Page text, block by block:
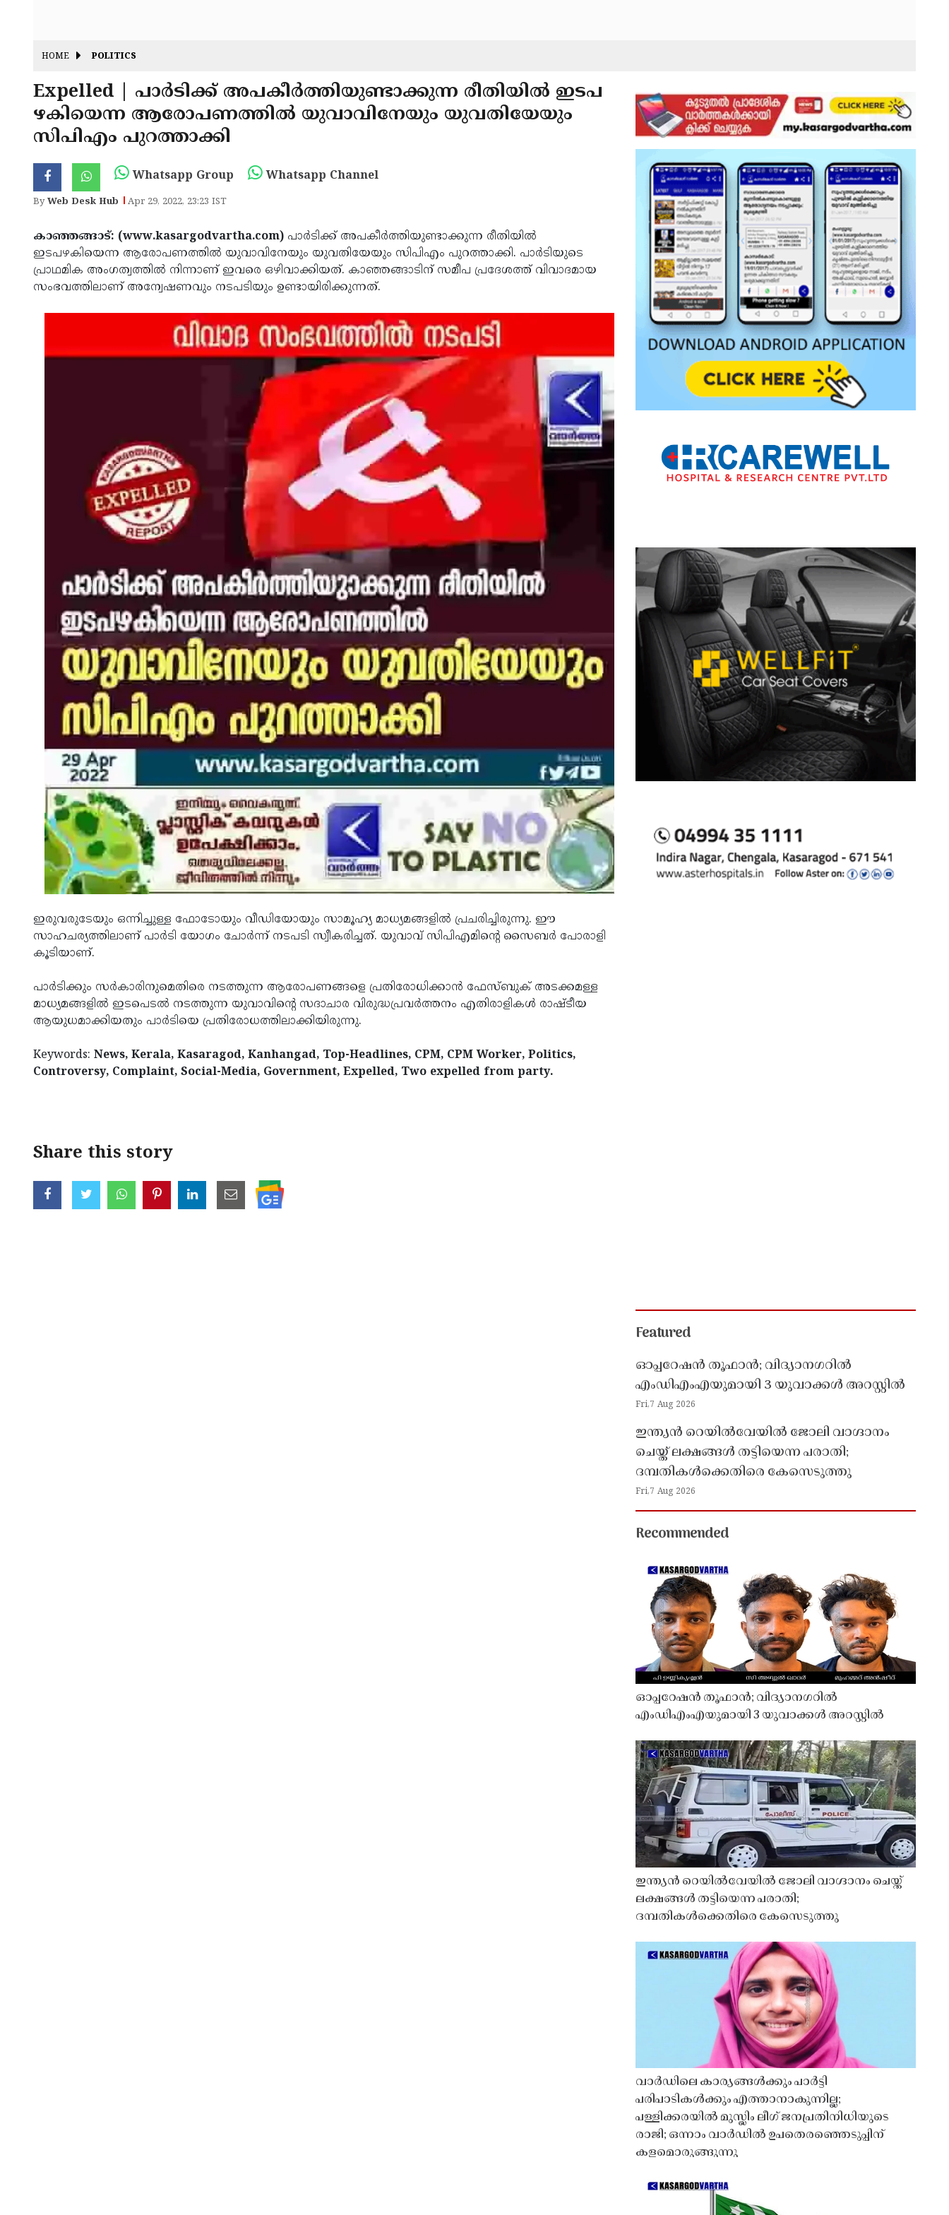
HOME POLITICS
Expelled | പാര്‍ടിക്ക് അപകീര്‍ത്തിയുണ്ടാക്കുന്ന രീതിയില്‍ ഇടപ
ഴകിയെന്ന ആരോപണത്തിൽ യുവാവിനേയും യുവതിയേയും
സിപിഎം പുറത്താക്കി
Whatsapp Group Whatsapp Channel
ByWeb Desk Hub Apr 29, 2022, 23:23 IST
കാഞ്ഞങ്ങാട്: (www.kasargodvartha.com) പാര്‍ടിക്ക് അപകീര്‍ത്തിയുണ്ടാക്കുന്ന രീതിയില്‍
ഇടപഴകിയെന്ന ആരോപണത്തിൽ യുവാവിനേയും യുവതിയേയും സിപിഎം പുറത്താക്കി. പാര്‍ടിയുടെ
പ്രാഥമിക അംഗത്വത്തില്‍ നിന്നാണ് ഇവരെ ഒഴിവാക്കിയത്. കാഞ്ഞങ്ങാടിന് സമീപ പ്രദേശത്ത് വിവാദമായ
സംഭവത്തിലാണ് അന്വേഷണവും നടപടിയും ഉണ്ടായിരിക്കുന്നത്.
ഇരുവരുടേയും ഒന്നിച്ചുള്ള ഫോടോയും വീഡിയോയും സാമൂഹ്യ മാധ്യമങ്ങളില്‍ പ്രചരിച്ചിരുന്നു. ഈ
സാഹചര്യത്തിലാണ് പാര്‍ടി യോഗം ചോര്‍ന്ന് നടപടി സ്വീകരിച്ചത്. യുവാവ് സിപിഎമിന്റെ സൈബര്‍ പോരാളി
കൂടിയാണ്.
പാര്‍ടിക്കും സര്‍കാരിനുമെതിരെ നടത്തുന്ന ആരോപണങ്ങളെ പ്രതിരോധിക്കാന്‍ ഫേസ്ബുക് അടക്കമള്ള
മാധ്യമങ്ങളില്‍ ഇടപെടല്‍ നടത്തുന്ന യുവാവിന്റെ സദാചാര വിരുദ്ധപ്രവര്‍ത്തനം എതിരാളികള്‍ രാഷ്ടീയ
ആയുധമാക്കിയതും പാര്‍ടിയെ പ്രതിരോധത്തിലാക്കിയിരുന്നു.
Keywords: News, Kerala, Kasaragod, Kanhangad, Top-Headlines, CPM, CPM Worker, Politics,
Controversy, Complaint, Social-Media, Government, Expelled, Two expelled from party.
Share this story
Featured
ഓപ്പറേഷൻ തൂഫാൻ; വിദ്യാനഗറിൽ
എംഡിഎംഎയുമായി 3 യുവാക്കൾ അറസ്റ്റിൽ
Fri,7 Aug 2026
ഇന്ത്യൻ റെയിൽവേയിൽ ജോലി വാഗ്ദാനം
ചെയ്ത് ലക്ഷങ്ങൾ തട്ടിയെന്ന പരാതി;
ദമ്പതികൾക്കെതിരെ കേസെടുത്തു
Fri,7 Aug 2026
Recommended
ഓപ്പറേഷൻ തൂഫാൻ; വിദ്യാനഗറിൽ
എംഡിഎംഎയുമായി 3 യുവാക്കൾ അറസ്റ്റിൽ
ഇന്ത്യൻ റെയിൽവേയിൽ ജോലി വാഗ്ദാനം ചെയ്ത്
ലക്ഷങ്ങൾ തട്ടിയെന്ന പരാതി;
ദമ്പതികൾക്കെതിരെ കേസെടുത്തു
വാർഡിലെ കാര്യങ്ങൾക്കും പാർട്ടി
പരിപാടികൾക്കും എത്താനാകുന്നില്ല;
പള്ളിക്കരയിൽ മുസ്ലിം ലീഗ് ജനപ്രതിനിധിയുടെ
രാജി; ഒന്നാം വാർഡിൽ ഉപതെരഞ്ഞെടുപ്പിന്
കളമൊരുങ്ങുന്നു